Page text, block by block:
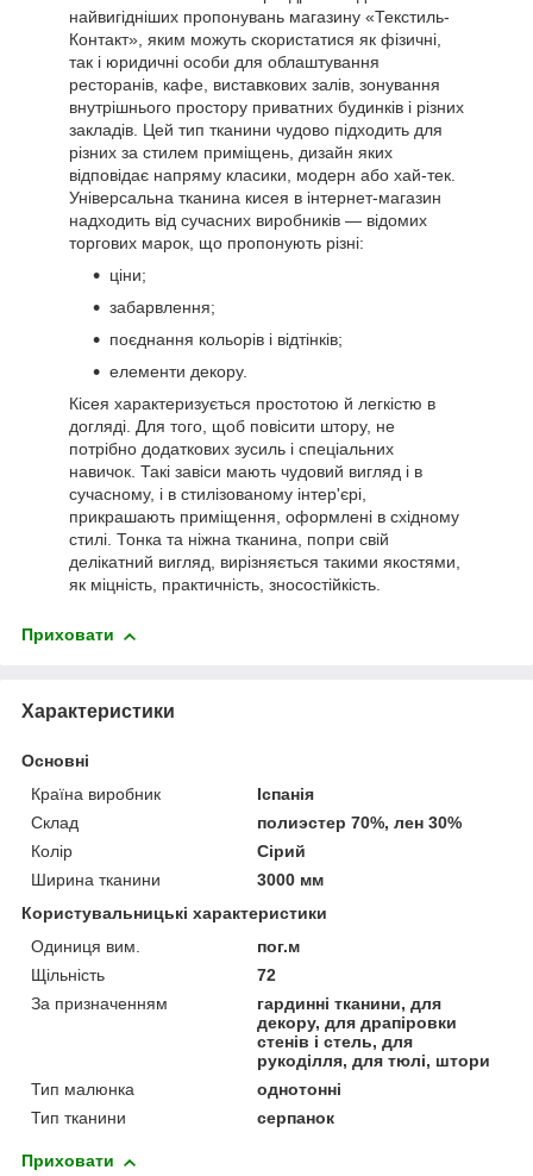
найвигідніших пропонувань магазину «Текстиль-
Контакт», яким можуть скористатися як фізичні,
так і юридичні особи для облаштування
ресторанів, кафе, виставкових залів, зонування
внутрішнього простору приватних будинків і різних
закладів. Цей тип тканини чудово підходить для
різних за стилем приміщень, дизайн яких
відповідає напряму класики, модерн або хай-тек.
Універсальна тканина кисея в інтернет-магазин
надходить від сучасних виробників — відомих
торгових марок, що пропонують різні:
ціни;
забарвлення;
поєднання кольорів і відтінків;
елементи декору.
Кісея характеризується простотою й легкістю в
догляді. Для того, щоб повісити штору, не
потрібно додаткових зусиль і спеціальних
навичок. Такі завіси мають чудовий вигляд і в
сучасному, і в стилізованому інтер'єрі,
прикрашають приміщення, оформлені в східному
стилі. Тонка та ніжна тканина, попри свій
делікатний вигляд, вирізняється такими якостями,
як міцність, практичність, зносостійкість.
Приховати
Характеристики
Основні
Країна виробник
Іспанія
Склад
полиэстер 70%, лен 30%
Колір
Сірий
Ширина тканини
3000 мм
Користувальницькі характеристики
Одиниця вим.
пог.м
Щільність
72
За призначенням
гардинні тканини, для
декору, для драпіровки
стенів і стель, для
рукоділля, для тюлі, штори
Тип малюнка
однотонні
Тип тканини
серпанок
Приховати